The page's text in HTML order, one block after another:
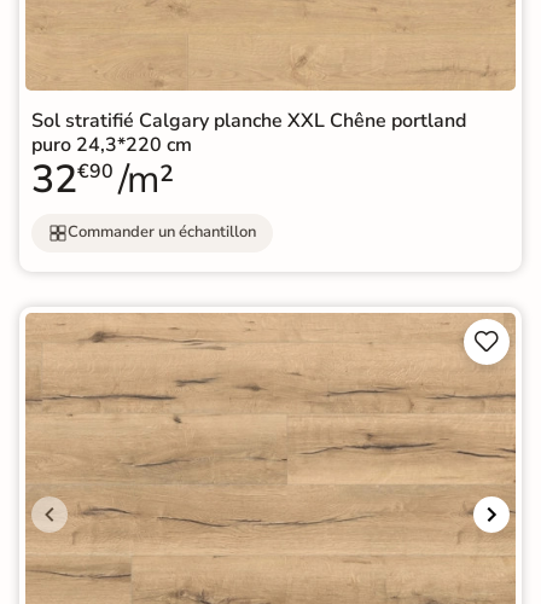
Sol stratifié Calgary planche XXL Chêne portland
puro 24,3*220 cm
32€90 /m²
Commander un échantillon

